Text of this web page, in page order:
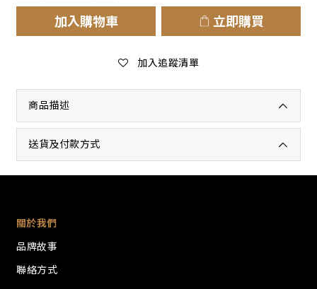
加入購物車 立即購買
加入追蹤清單
商品描述
送貨及付款方式
關於我們
品牌故事
聯絡方式